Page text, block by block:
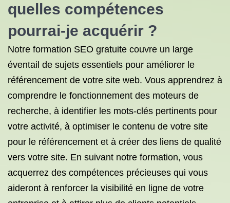
quelles compétences
pourrai-je acquérir ?
Notre formation SEO gratuite couvre un large
éventail de sujets essentiels pour améliorer le
référencement de votre site web. Vous apprendrez à
comprendre le fonctionnement des moteurs de
recherche, à identifier les mots-clés pertinents pour
votre activité, à optimiser le contenu de votre site
pour le référencement et à créer des liens de qualité
vers votre site. En suivant notre formation, vous
acquerrez des compétences précieuses qui vous
aideront à renforcer la visibilité en ligne de votre